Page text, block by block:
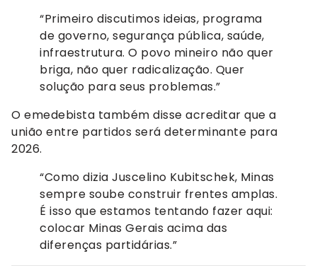
“Primeiro discutimos ideias, programa
de governo, segurança pública, saúde,
infraestrutura. O povo mineiro não quer
briga, não quer radicalização. Quer
solução para seus problemas.”
O emedebista também disse acreditar que a
união entre partidos será determinante para
2026.
“Como dizia Juscelino Kubitschek, Minas
sempre soube construir frentes amplas.
É isso que estamos tentando fazer aqui:
colocar Minas Gerais acima das
diferenças partidárias.”